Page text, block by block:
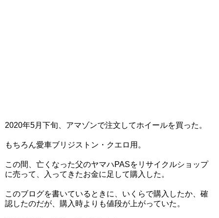
2020年5月下旬、アマゾンで注文してホイールを買った。
もちろん愛車ブリジストン・クエロ用。
この間、亡くなった父のヤマハPASをリサイクルショップ
に売って、入ってきたお金に足して購入した。
このブログを書いているときに、いくらで購入したか、確
認したのだが、購入時よりも値段が上がっていた。